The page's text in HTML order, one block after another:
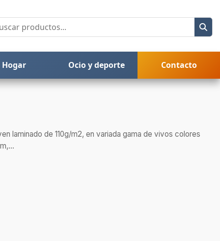
Hogar Ocio y deporte Contacto
laminado de 110g/m2, en variada gama de vivos colores